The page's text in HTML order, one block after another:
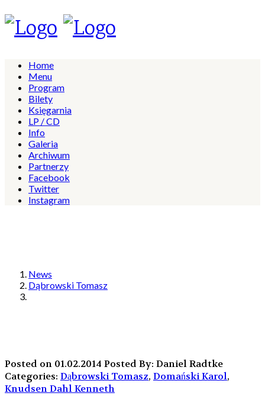
Home
Menu
Program
Bilety
Księgarnia
LP / CD
Info
Galeria
Archiwum
Partnerzy
Facebook
Twitter
Instagram
News
Dąbrowski Tomasz
Posted on 01.02.2014 Posted By: Daniel Radtke
Categories: Dąbrowski Tomasz, Domański Karol,
Knudsen Dahl Kenneth